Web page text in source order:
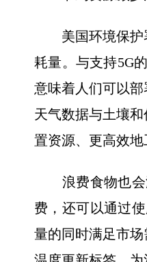
美国环境保护署
耗量。与支持5G
意味着人们可以
天气数据与土壤
置资源、更高效
浪费食物也会
费，还可以通过
量的同时满足市